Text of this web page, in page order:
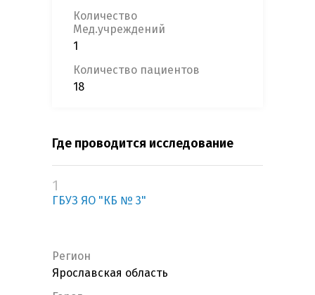
Количество
Мед.учреждений
1
Количество пациентов
18
Где проводится исследование
1
ГБУЗ ЯО "КБ № 3"
Регион
Ярославская область